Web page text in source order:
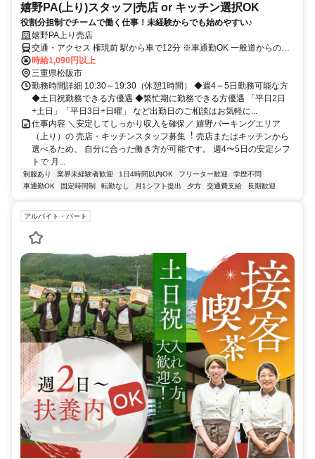
嬉野PA(上り)スタッフ|売店 or キッチン選択OK
役割分担制でチームで働く仕事！未経験からでも始めやすい♪
嬉野PA上り売店
交通・アクセス 権現前 駅から車で12分 ※車通勤OK 一般道からの通
勤
時給1,090円以上
三重県松阪市
勤務時間詳細 10:30～19:30（休憩1時間） ◆週4～5日勤務可能な方
◆土日祝勤務できる方優遇 ◆繁忙期に勤務できる方優遇 「平日2日
+土日」「平日3日+日曜」 など出勤日のご相談はお気軽に...
仕事内容 ＼安定してしっかり収⼊を確保／ 嬉野パーキングエリア
（上り）の 売店・キッチンスタッフ募集︕ 売店またはキッチンから
選べるため、 ⾃分に合った働き⽅が可能です。 週4〜5⽇の安定シフ
トで ⽉...
制服あり 業界未経験者歓迎 1日4時間以内OK フリーター歓迎
学歴不問
車通勤OK
固定時間制 転勤なし 月1シフト提出 夕方 交通費支給 長期歓迎
アルバイト・パート